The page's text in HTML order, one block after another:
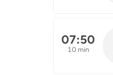
07:50
10 min